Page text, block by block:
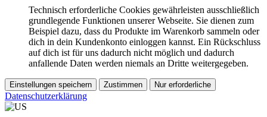
Technisch erforderliche Cookies gewährleisten ausschließlich
grundlegende Funktionen unserer Webseite. Sie dienen zum
Beispiel dazu, dass du Produkte im Warenkorb sammeln oder
dich in dein Kundenkonto einloggen kannst. Ein Rückschluss
auf dich ist für uns dadurch nicht möglich und dadurch
anfallende Daten werden niemals an Dritte weitergegeben.
Einstellungen speichern Zustimmen Nur erforderliche
Datenschutzerklärung